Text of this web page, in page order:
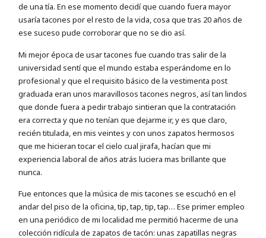
de una tía. En ese momento decidí que cuando fuera mayor
usaría tacones por el resto de la vida, cosa que tras 20 años de
ese suceso pude corroborar que no se dio así.
Mi mejor época de usar tacones fue cuando tras salir de la
universidad sentí que el mundo estaba esperándome en lo
profesional y que el requisito básico de la vestimenta post
graduada eran unos maravillosos tacones negros, así tan lindos
que donde fuera a pedir trabajo sintieran que la contratación
era correcta y que no tenían que dejarme ir, y es que claro,
recién titulada, en mis veintes y con unos zapatos hermosos
que me hicieran tocar el cielo cual jirafa, hacían que mi
experiencia laboral de años atrás luciera mas brillante que
nunca.
Fue entonces que la música de mis tacones se escuchó en el
andar del piso de la oficina, tip, tap, tip, tap… Ese primer empleo
en una periódico de mi localidad me permitió hacerme de una
colección ridícula de zapatos de tacón: unas zapatillas negras